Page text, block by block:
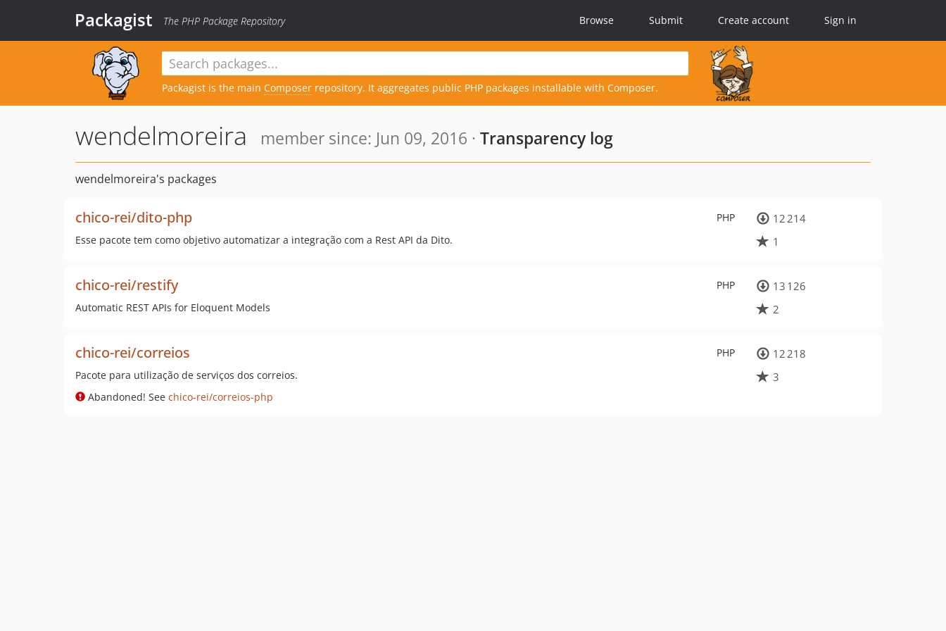
Packagist The PHP Package Repository Browse Submit Create account Sign in
Packagist is the main Composer repository. It aggregates public PHP packages installable with Composer.
wendelmoreira member since: Jun 09, 2016 · Transparency log
wendelmoreira's packages
PHP
chico-rei/dito-php
Esse pacote tem como objetivo automatizar a integração com a Rest API da Dito.
12 214
1
PHP
chico-rei/restify
Automatic REST APIs for Eloquent Models
13 126
2
PHP
chico-rei/correios
Pacote para utilização de serviços dos correios.
Abandoned! See chico-rei/correios-php
12 218
3